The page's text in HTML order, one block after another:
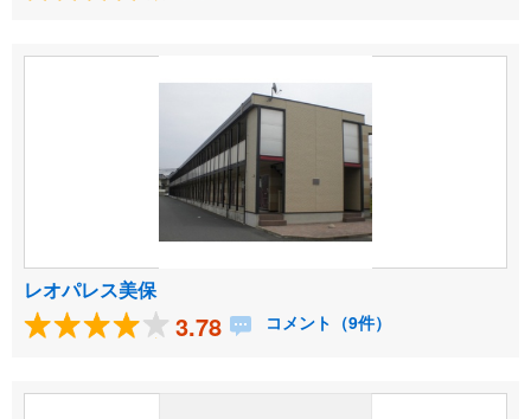
レオパレス美保
3.78 コメント（9件）